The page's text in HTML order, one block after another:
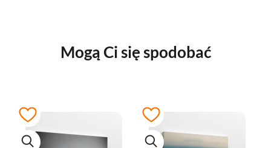
Mogą Ci się spodobać